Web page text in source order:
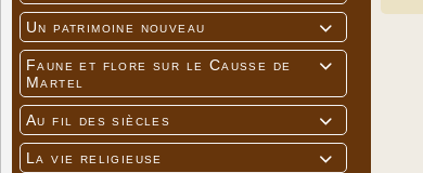

Un patrimoine nouveau

Faune et flore sur le Causse de
Martel

Au fil des siècles

La vie religieuse